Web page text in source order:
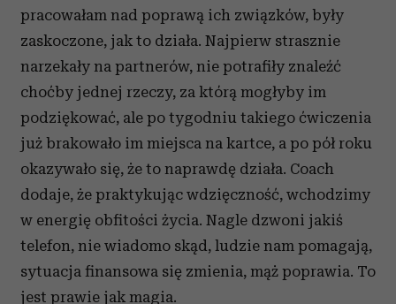
pracowałam nad poprawą ich związków, były
zaskoczone, jak to działa. Najpierw strasznie
narzekały na partnerów, nie potrafiły znaleźć
choćby jednej rzeczy, za którą mogłyby im
podziękować, ale po tygodniu takiego ćwiczenia
już brakowało im miejsca na kartce, a po pół roku
okazywało się, że to naprawdę działa. Coach
dodaje, że praktykując wdzięczność, wchodzimy
w energię obfitości życia. Nagle dzwoni jakiś
telefon, nie wiadomo skąd, ludzie nam pomagają,
sytuacja finansowa się zmienia, mąż poprawia. To
jest prawie jak magia.